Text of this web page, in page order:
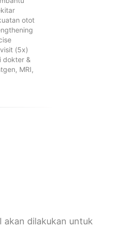
otot
(5x)
dokter &
MRI,
akan dilakukan untuk